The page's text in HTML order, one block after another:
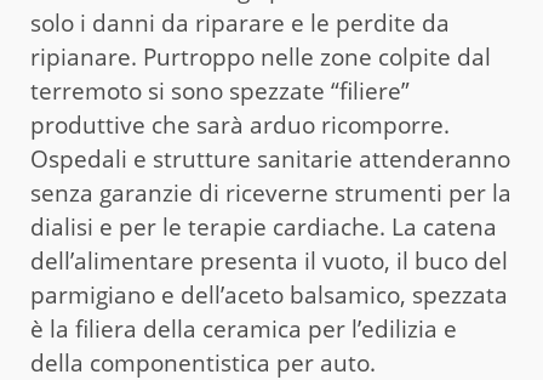
solo i danni da riparare e le perdite da
ripianare. Purtroppo nelle zone colpite dal
terremoto si sono spezzate “filiere”
produttive che sarà arduo ricomporre.
Ospedali e strutture sanitarie attenderanno
senza garanzie di riceverne strumenti per la
dialisi e per le terapie cardiache. La catena
dell’alimentare presenta il vuoto, il buco del
parmigiano e dell’aceto balsamico, spezzata
è la filiera della ceramica per l’edilizia e
della componentistica per auto.